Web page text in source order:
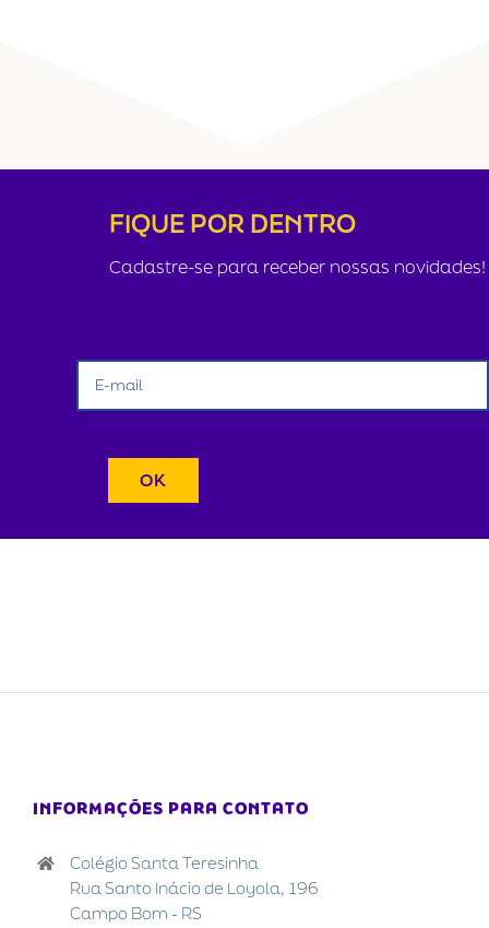
FIQUE POR DENTRO
Cadastre-se para receber nossas novidades!
INFORMAÇÕES PARA CONTATO
Colégio Santa Teresinha
Rua Santo Inácio de Loyola, 196
Campo Bom - RS